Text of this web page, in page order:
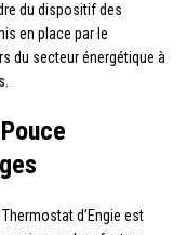
du dispositif des
en place par le
du secteur énergétique à
d’Engie est